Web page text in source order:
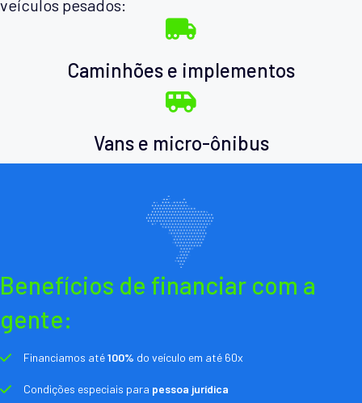
veículos pesados:
Caminhões e implementos
Vans e micro-ônibus
Benefícios de financiar com a
gente:
Financiamos até100% do veículo em até 60x
Condições especiais para pessoa jurídica